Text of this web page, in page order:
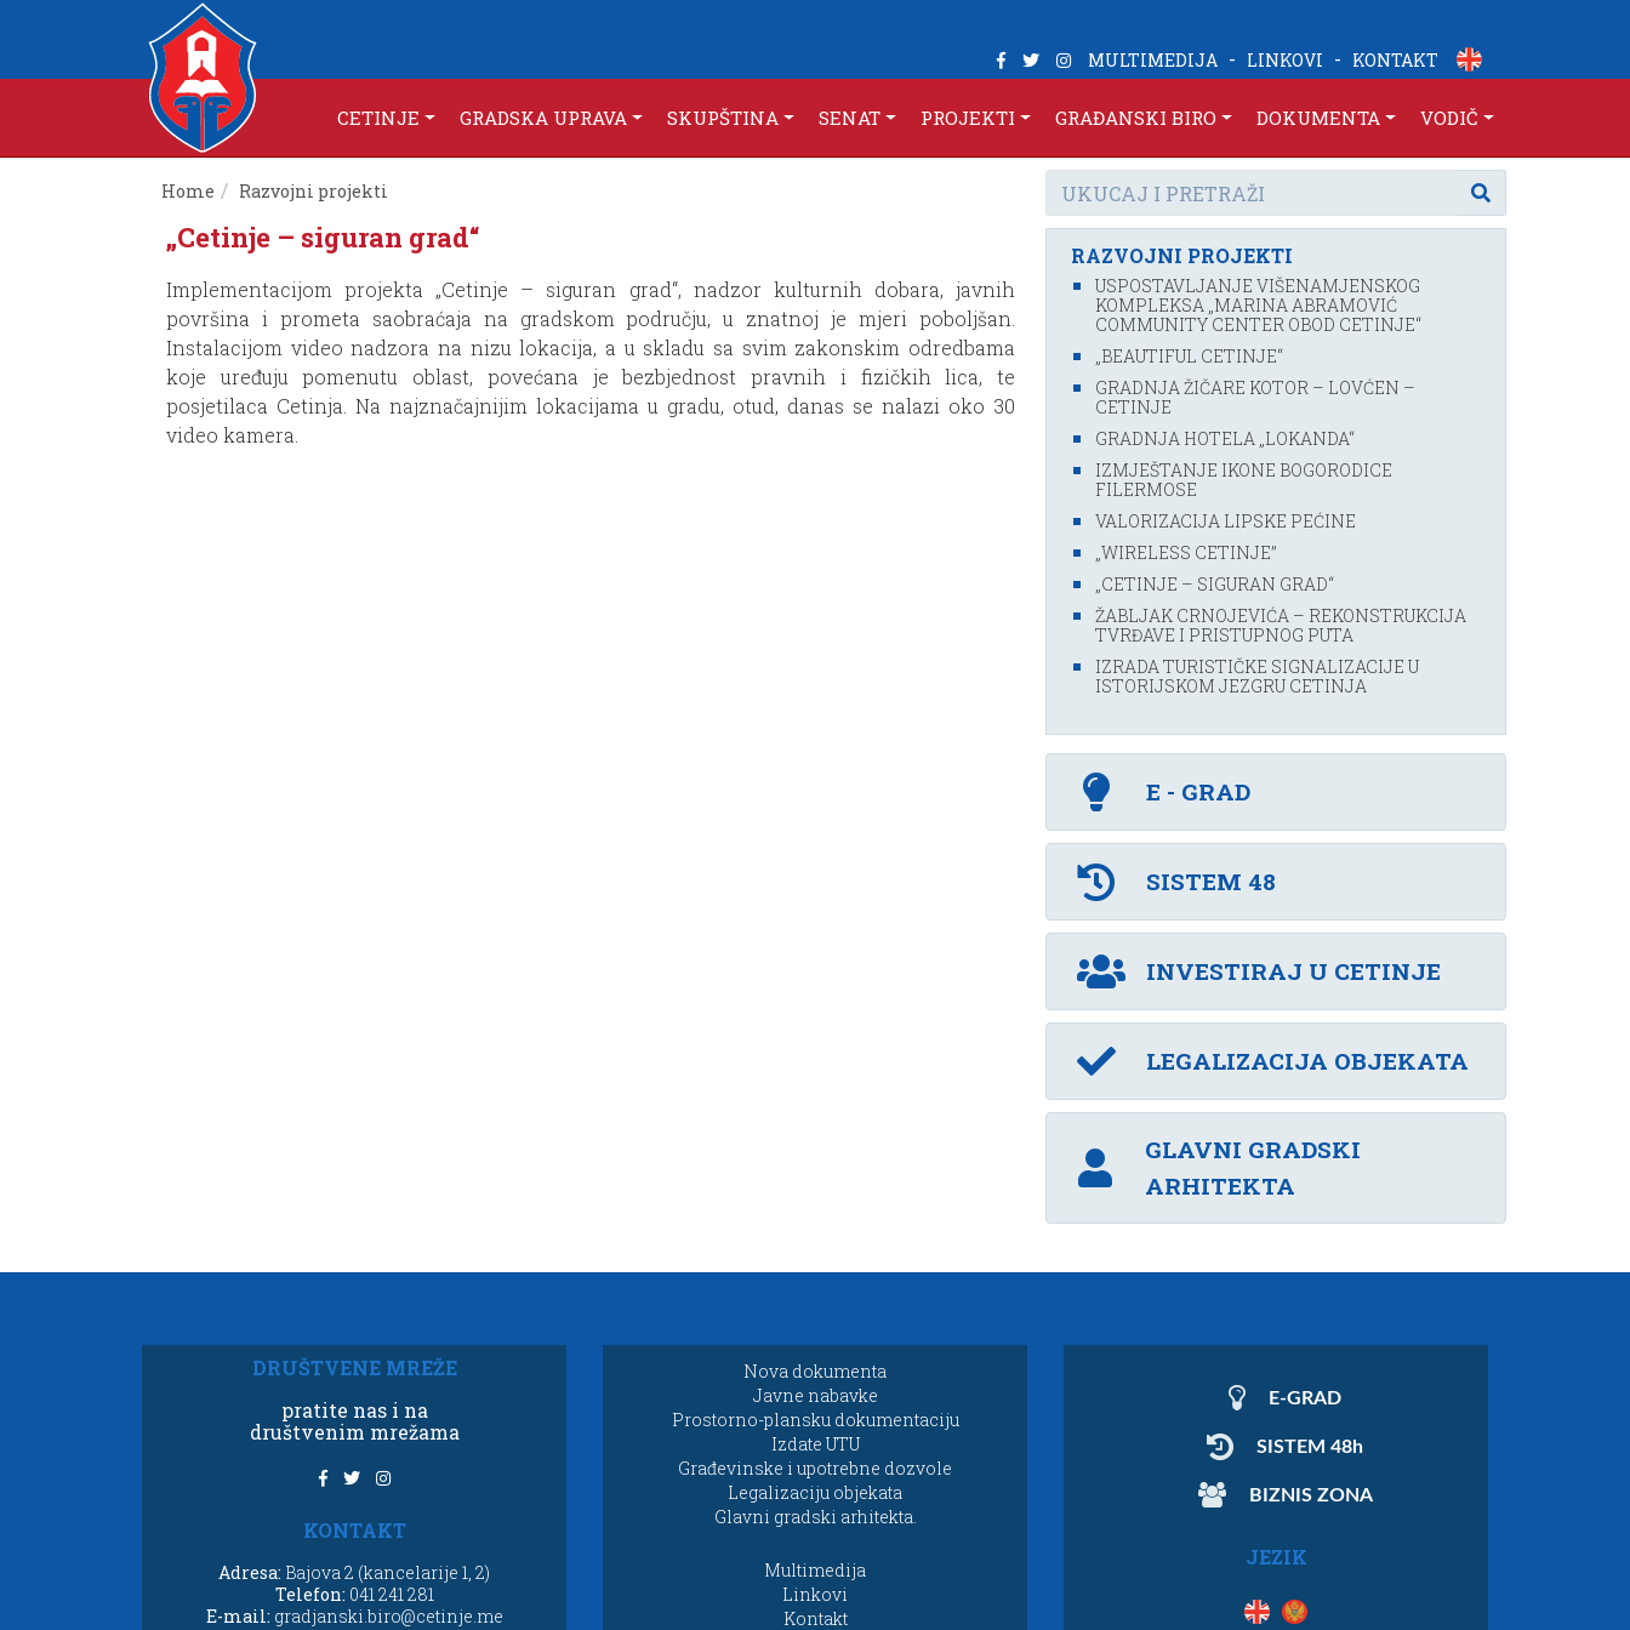
MULTIMEDIJA - LINKOVI - KONTAKT
CETINJE GRADSKA UPRAVA SKUPŠTINA SENAT PROJEKTI GRAĐANSKI BIRO DOKUMENTA VODIČ
Home Razvojni projekti
„Cetinje – siguran grad“
Implementacijom projekta „Cetinje – siguran grad“, nadzor kulturnih dobara, javnih
površina i prometa saobraćaja na gradskom području, u znatnoj je mjeri poboljšan.
Instalacijom video nadzora na nizu lokacija, a u skladu sa svim zakonskim odredbama
koje uređuju pomenutu oblast, povećana je bezbjednost pravnih i fizičkih lica, te
posjetilaca Cetinja. Na najznačajnijim lokacijama u gradu, otud, danas se nalazi oko 30
video kamera.
RAZVOJNI PROJEKTI
USPOSTAVLJANJE VIŠENAMJENSKOG
KOMPLEKSA „MARINA ABRAMOVIĆ
COMMUNITY CENTER OBOD CETINJE“
„BEAUTIFUL CETINJE“
GRADNJA ŽIČARE KOTOR – LOVĆEN –
CETINJE
GRADNJA HOTELA „LOKANDA“
IZMJEŠTANJE IKONE BOGORODICE
FILERMOSE
VALORIZACIJA LIPSKE PEĆINE
„WIRELESS CETINJE”
„CETINJE – SIGURAN GRAD“
ŽABLJAK CRNOJEVIĆA – REKONSTRUKCIJA
TVRĐAVE I PRISTUPNOG PUTA
IZRADA TURISTIČKE SIGNALIZACIJE U
ISTORIJSKOM JEZGRU CETINJA
E - GRAD
SISTEM 48
INVESTIRAJ U CETINJE
LEGALIZACIJA OBJEKATA
GLAVNI GRADSKI
ARHITEKTA
DRUŠTVENE MREŽE
pratite nas i na
društvenim mrežama
KONTAKT
Adresa: Bajova 2 (kancelarije 1, 2)
Telefon: 041 241 281
E-mail: gradjanski.biro@cetinje.me
Nova dokumenta
Javne nabavke
Prostorno-plansku dokumentaciju
Izdate UTU
Građevinske i upotrebne dozvole
Legalizaciju objekata
Glavni gradski arhitekta.
Multimedija
Linkovi
Kontakt
E-GRAD
SISTEM 48h
BIZNIS ZONA
JEZIK